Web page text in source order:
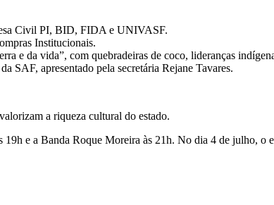
Civil PI, BID, FIDA e UNIVASF.
Institucionais.
e da vida”, com quebradeiras de coco, lideranças
SAF, apresentado pela secretária Rejane Tavares.
a riqueza cultural do estado.
e a Banda Roque Moreira às 21h. No dia 4 de julho, o